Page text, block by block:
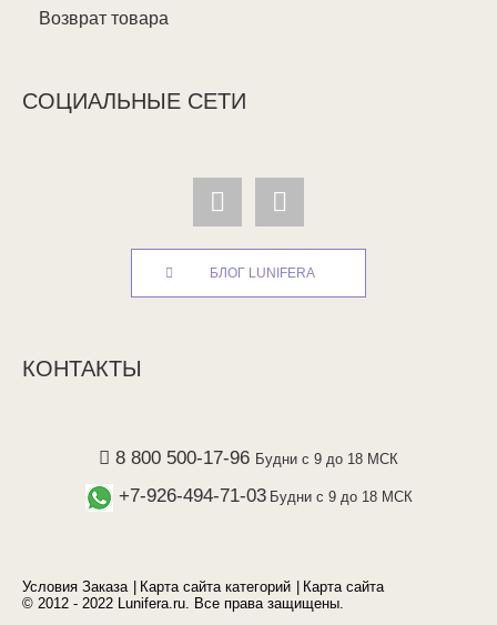
Возврат товара
СОЦИАЛЬНЫЕ СЕТИ
БЛОГ LUNIFERA
КОНТАКТЫ
8 800 500-17-96 Будни с 9 до 18 МСК
+7-926-494-71-03 Будни с 9 до 18 МСК
Условия Заказа Карта сайта категорий
Карта сайта
© 2012 - 2022 Lunifera.ru. Все права защищены.